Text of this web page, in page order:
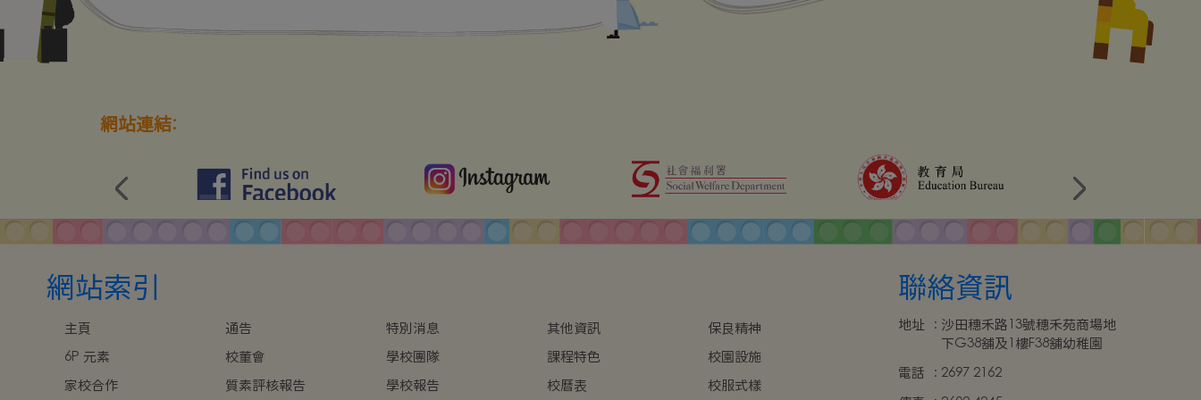
網站連結:
網站索引
主頁 通告 特別消息 其他資訊
保良精神
6P 元素
校董會 學校團隊 課程特色
校園設施
家校合作
質素評核報告 學校報告 校曆表 校服式樣
聯絡資訊
地址 : 沙田穗禾路13號穗禾苑商場地
下G38舖及1樓F38舖幼稚園
電話 : 2697 2162